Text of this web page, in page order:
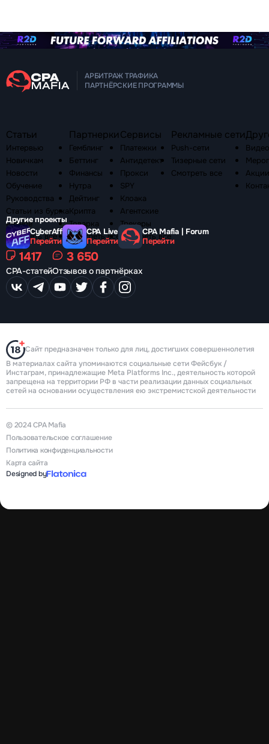
АРБИТРАЖ ТРАФИКА
ПАРТНЁРСКИЕ ПРОГРАММЫ
Статьи
Интервью
Новичкам
Новости
Обучение
Руководства
Статьи из буржа
Разное
Смотреть все
Партнерки
Гемблинг
Беттинг
Финансы
Нутра
Дейтинг
Крипта
Товарка
Смотреть все
Сервисы
Платежки
Антидетект
Прокси
SPY
Клоака
Агентские
Трекеры
Смотреть все
Рекламные сети
Push-сети
Тизерные сети
Смотреть все
Видео
Акции
Другие проекты
CyberAff
Перейти
CPA Live
Перейти
CPA Mafia | Forum
Перейти
1417
CPA-статей
3 650
Отзывов о партнёрках
Сайт предназначен только для лиц, достигших совершеннолетия
В материалах сайта упоминаются социальные сети Фейсбук /
Инстаграм, принадлежащие Meta Platforms Inc., деятельность которой
запрещена на территории РФ в части реализации данных социальных
сетей на основании осуществления ею экстремистской деятельности
© 2024 CPA Mafia
Пользовательское соглашение
Политика конфиденциальности
Карта сайта
Designed by